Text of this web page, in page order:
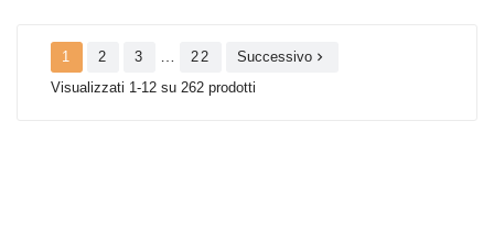
1 2 3 22 Successivo 
Visualizzati 1-12 su 262 prodotti